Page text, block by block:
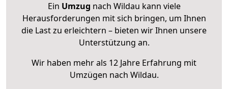
Ein Umzug nach Wildau kann viele
Herausforderungen mit sich bringen, um Ihnen
die Last zu erleichtern – bieten wir Ihnen unsere
Unterstützung an.
Wir haben mehr als 12 Jahre Erfahrung mit
Umzügen nach Wildau.